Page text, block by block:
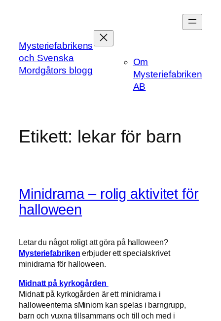
Mysteriefabrikens
och Svenska
Mordgåtors blogg
Om
Mysteriefabriken
AB
Etikett: lekar för barn
Minidrama – rolig aktivitet för
halloween
Letar du något roligt att göra på halloween?
Mysteriefabriken erbjuder ett specialskrivet
minidrama för halloween.
Midnatt på kyrkogården
Midnatt på kyrkogården är ett minidrama i
halloweentema sMiniom kan spelas i barngrupp,
barn och vuxna tillsammans och till och med i